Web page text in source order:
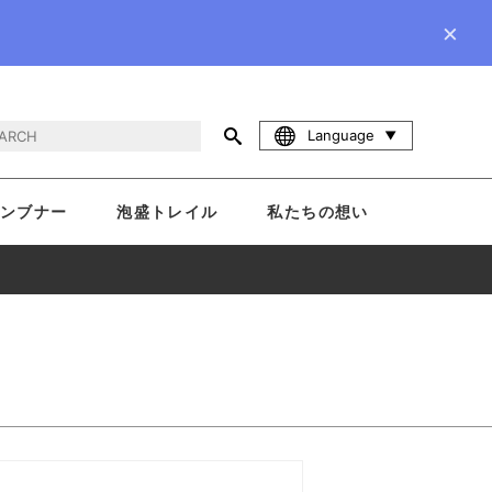
×
Language
ブナー 泡盛トレイル 私たちの想い